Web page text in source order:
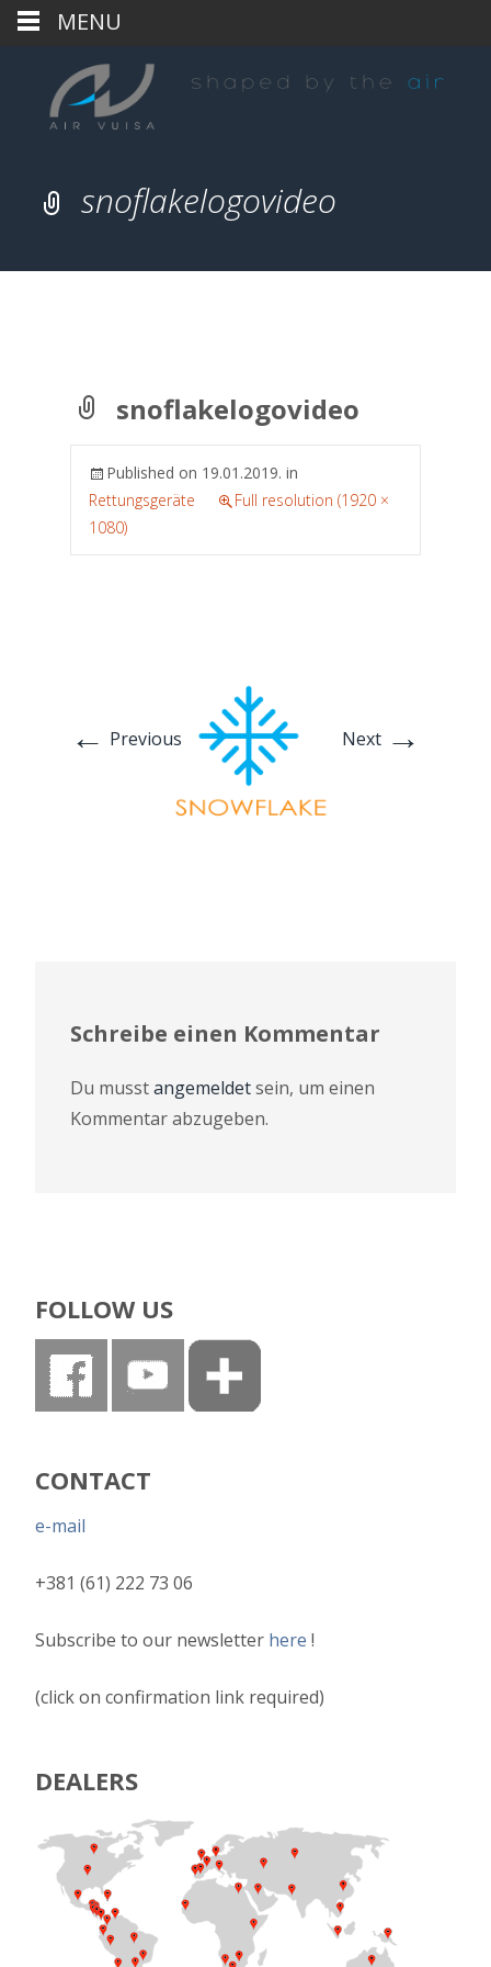
snoflakelogovideo
snoflakelogovideo
Published on 19.01.2019. in
Rettungsgeräte
Full resolution (1920 ×
1080)
← Previous Next →
Schreibe einen Kommentar
Du musstangemeldetsein, um einen
Kommentar abzugeben.
FOLLOW US
CONTACT
e-mail
+381 (61) 222 73 06
Subscribe to our newsletter here !
(click on confirmation link required)
DEALERS
MENU